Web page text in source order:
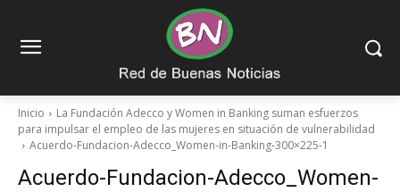
Inicio
La Fundación Adecco y Women in Banking suman esfuerzos
para impulsar el empleo de las mujeres en situación de vulnerabilidad
Acuerdo-Fundacion-Adecco_Women-in-Banking-300×225-1
Acuerdo-Fundacion-Adecco_Women-